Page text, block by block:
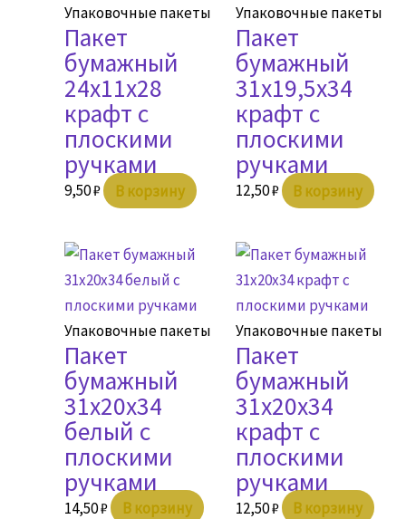
Упаковочные пакеты
Пакет
бумажный
24х11х28
крафт с
плоскими
ручками
9,50₽ В корзину
Упаковочные пакеты
Пакет
бумажный
31х19,5х34
крафт с
плоскими
ручками
12,50₽ В корзину
Упаковочные пакеты
Пакет
бумажный
31х20х34
белый с
плоскими
ручками
14,50₽ В корзину
Упаковочные пакеты
Пакет
бумажный
31х20х34
крафт с
плоскими
ручками
12,50₽ В корзину